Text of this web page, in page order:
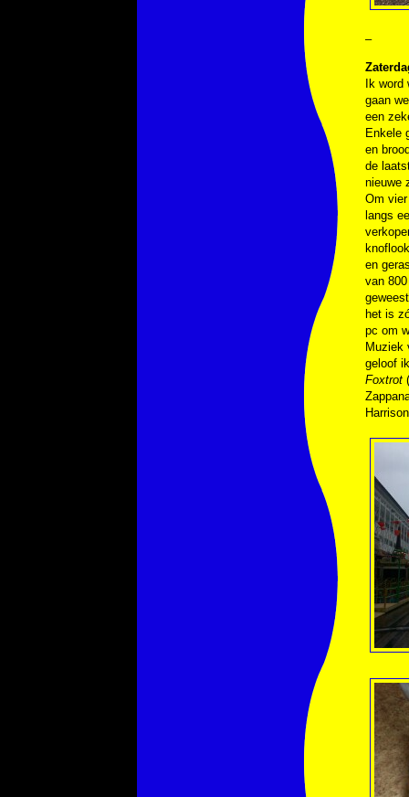
–
Ik
gaan
een
Enkele
en
de
nieuwe
Om
langs
en
van
het is
pc om
Muziek
geloof
Foxtrot